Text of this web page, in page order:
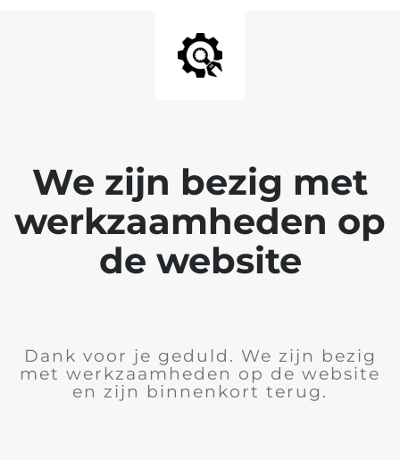
We zijn bezig met
werkzaamheden op
de website
Dank voor je geduld. We zijn bezig
met werkzaamheden op de website
en zijn binnenkort terug.